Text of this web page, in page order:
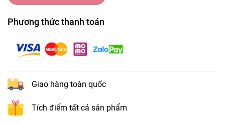
Phương thức thanh toán
Giao hàng toàn quốc
Tích điểm tất cả sản phẩm